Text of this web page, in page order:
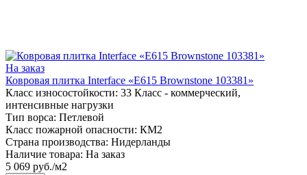
На заказ
Ковровая плитка Interface «E615 Brownstone 103381»
Класс износостойкости: 33 Класс - коммерческий,
интенсивные нагрузки
Тип ворса: Петлевой
Класс пожарной опасности: КМ2
Страна производства: Нидерланды
Наличие товара: На заказ
5 069 руб./м2